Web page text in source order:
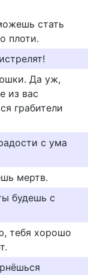
стать
плоти.
Да уж,
из вас
грабители
с ума
мертв.
будешь с
тебя хорошо